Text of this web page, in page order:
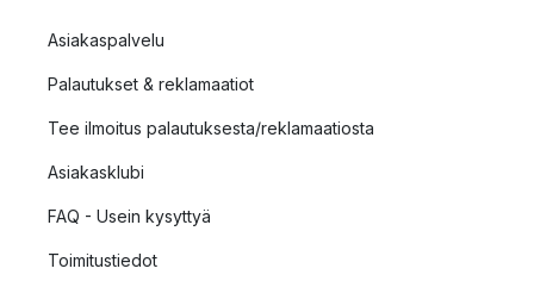
Asiakaspalvelu
Palautukset & reklamaatiot
Tee ilmoitus palautuksesta/reklamaatiosta
Asiakasklubi
FAQ - Usein kysyttyä
Toimitustiedot